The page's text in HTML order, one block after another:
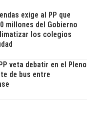
exige al PP que
millones del Gobierno
los colegios
veta debatir en el Pleno
de bus entre